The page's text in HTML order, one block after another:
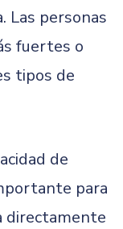
Las personas
fuertes o
tipos de
de
para
directamente